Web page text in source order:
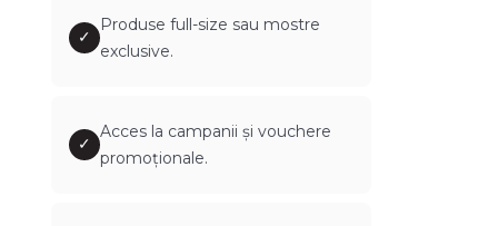
✓
Produse full-size sau mostre
exclusive.
✓
Acces la campanii și vouchere
promoționale.